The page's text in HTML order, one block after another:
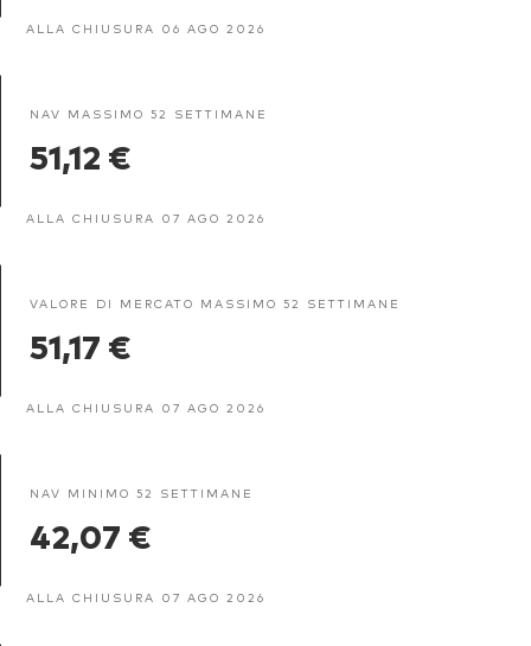
ALLA CHIUSURA 06 AGO 2026
NAV MASSIMO 52 SETTIMANE
51,12 €
ALLA CHIUSURA 07 AGO 2026
VALORE DI MERCATO MASSIMO 52 SETTIMANE
51,17 €
ALLA CHIUSURA 07 AGO 2026
NAV MINIMO 52 SETTIMANE
42,07 €
ALLA CHIUSURA 07 AGO 2026